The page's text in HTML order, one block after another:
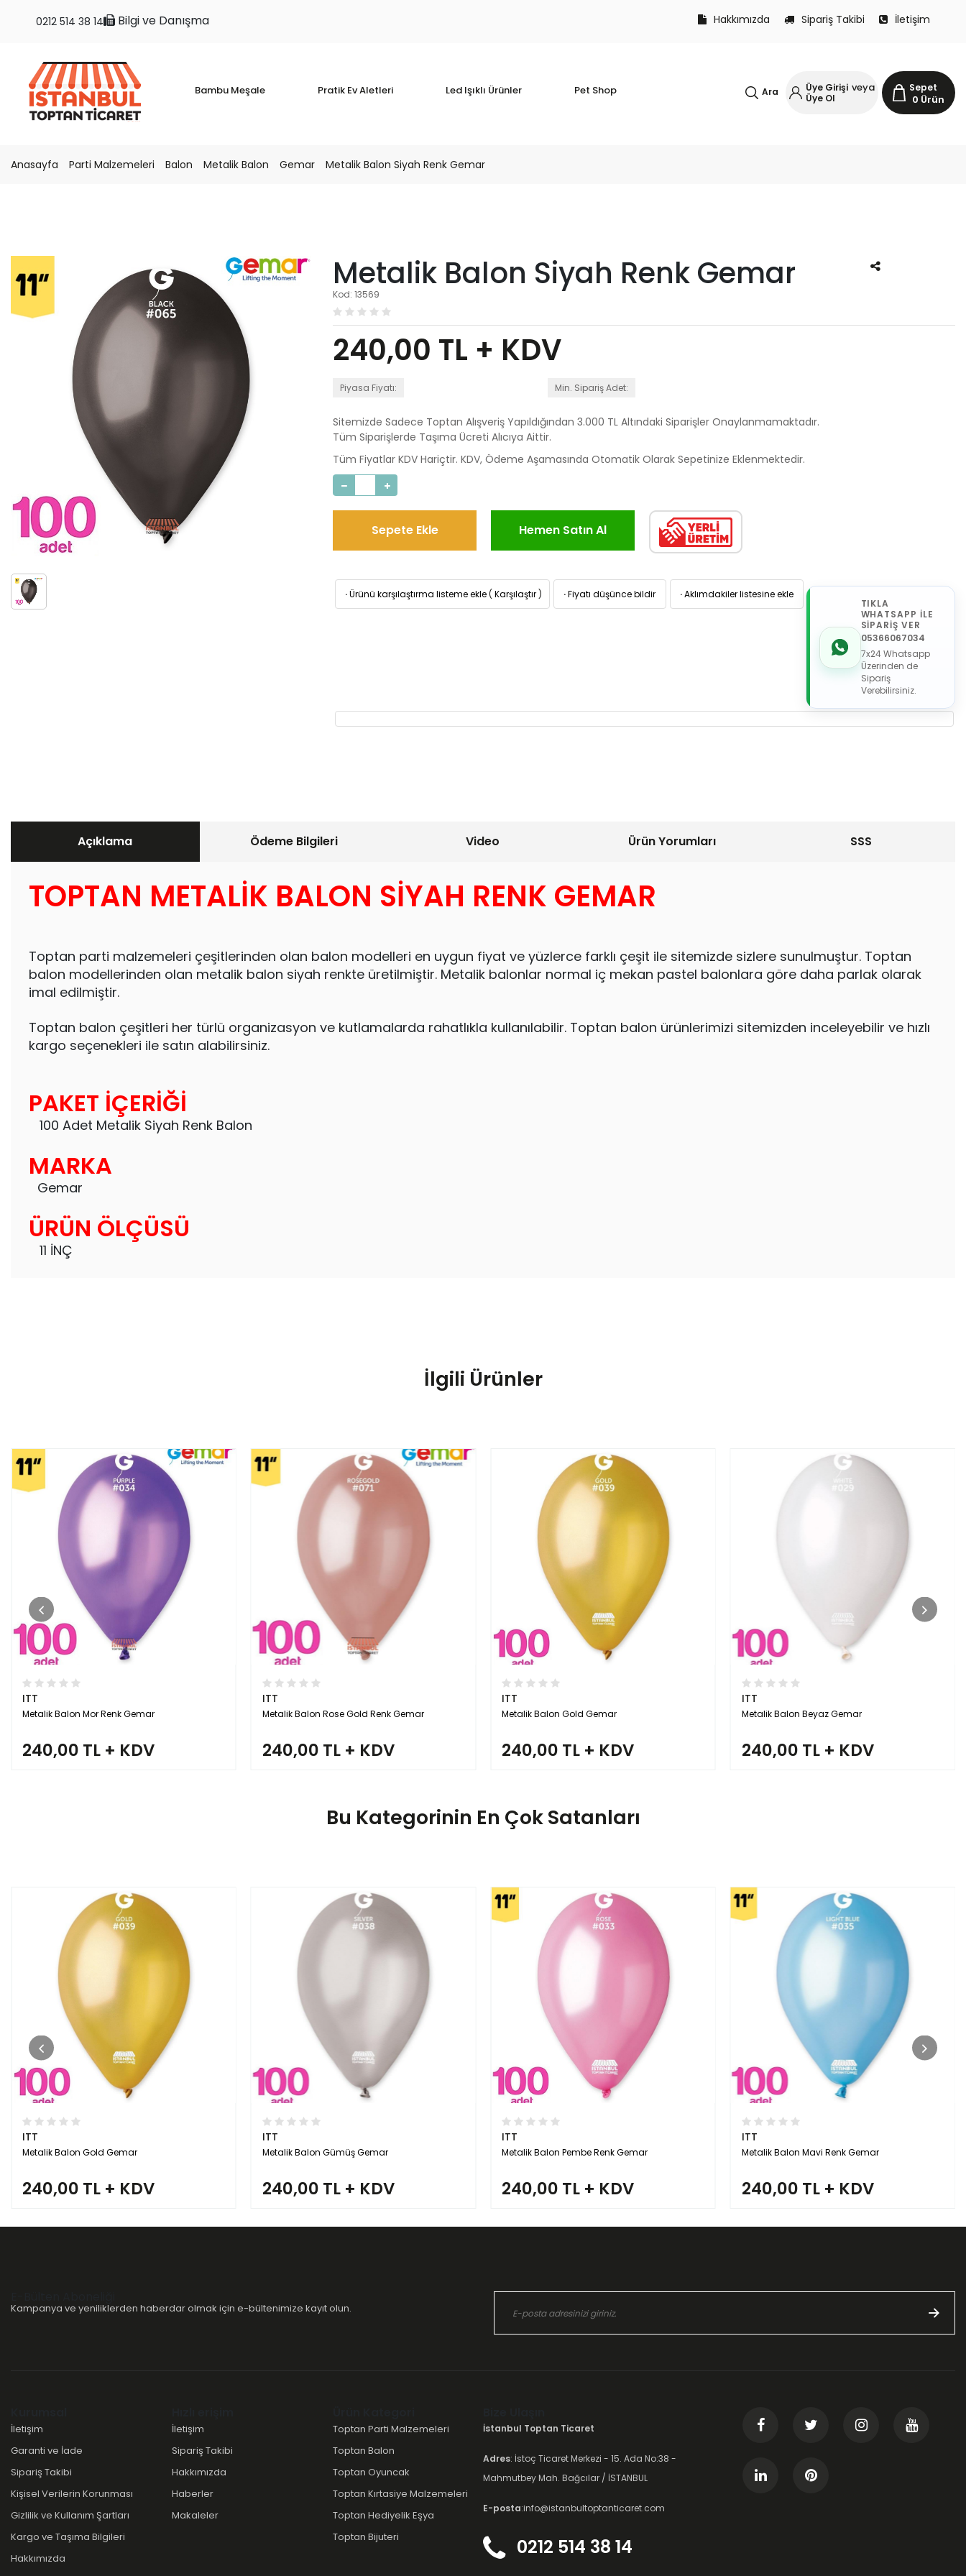
Bilgi ve Danışma
0212 514 38 14 Hakkımızda Sipariş Takibi İletişim
Bambu Meşale Pratik Ev Aletleri Led Işıklı Ürünler Pet Shop Sepet
0 Ürün
Üye Girişi veya
Üye Ol
Ara
Anasayfa Parti Malzemeleri Balon Metalik Balon Gemar Metalik Balon Siyah Renk Gemar
Metalik Balon Siyah Renk Gemar
Kod: 13569
240,00 TL + KDV
Piyasa Fiyatı: Min. Sipariş Adet:
Sitemizde Sadece Toptan Alışveriş Yapıldığından 3.000 TL Altındaki Siparişler Onaylanmamaktadır.
Tüm Siparişlerde Taşıma Ücreti Alıcıya Aittir.
Tüm Fiyatlar KDV Hariçtir. KDV, Ödeme Aşamasında Otomatik Olarak Sepetinize Eklenmektedir.
Sepete Ekle Hemen Satın Al
·Ürünü karşılaştırma listeme ekle ( Karşılaştır ) ·Fiyatı düşünce bildir ·Aklımdakiler listesine ekle
TIKLA
WHATSAPP İLE
SİPARİŞ VER
05366067034
7x24 Whatsapp
Üzerinden de
Sipariş
Verebilirsiniz.
Açıklama Ödeme Bilgileri Video Ürün Yorumları SSS
TOPTAN METALİK BALON SİYAH RENK GEMAR
Toptan parti malzemeleri çeşitlerinden olan balon modelleri en uygun fiyat ve yüzlerce farklı çeşit ile sitemizde sizlere sunulmuştur. Toptan
balon modellerinden olan metalik balon siyah renkte üretilmiştir. Metalik balonlar normal iç mekan pastel balonlara göre daha parlak olarak
imal edilmiştir.
Toptan balon çeşitleri her türlü organizasyon ve kutlamalarda rahatlıkla kullanılabilir. Toptan balon ürünlerimizi sitemizden inceleyebilir ve hızlı
kargo seçenekleri ile satın alabilirsiniz.
PAKET İÇERİĞİ
100 Adet Metalik Siyah Renk Balon
MARKA
Gemar
ÜRÜN ÖLÇÜSÜ
11 İNÇ
İlgili Ürünler
ITT
Metalik Balon Rose Gold Renk Gemar
240,00 TL + KDV
ITT
Metalik Balon Gold Gemar
240,00 TL + KDV
ITT
Metalik Balon Beyaz Gemar
240,00 TL + KDV
ITT
Metalik Balon Lacivert Renk Gemar
240,00 TL + KDV
Bu Kategorinin En Çok Satanları
ITT
Metalik Balon Gümüş Gemar
240,00 TL + KDV
ITT
Metalik Balon Pembe Renk Gemar
240,00 TL + KDV
ITT
Metalik Balon Mavi Renk Gemar
240,00 TL + KDV
ITT
Metalik Balon Kırmızı Renk Gemar
240,00 TL + KDV
Kampanya ve yeniliklerden haberdar olmak için e-bültenimize kayıt olun.
İletişim
Garanti ve İade
Sipariş Takibi
Kişisel Verilerin Korunması
Gizlilik ve Kullanım Şartları
Kargo ve Taşıma Bilgileri
Hakkımızda
İletişim
Sipariş Takibi
Hakkımızda
Haberler
Makaleler
Toptan Parti Malzemeleri
Toptan Balon
Toptan Oyuncak
Toptan Kırtasiye Malzemeleri
Toptan Hediyelik Eşya
Toptan Bijuteri
İstanbul Toptan Ticaret
Adres: İstoç Ticaret Merkezi - 15. Ada No:38 -
Mahmutbey Mah. Bağcılar / İSTANBUL
E-posta:info@istanbultoptanticaret.com
0212 514 38 14